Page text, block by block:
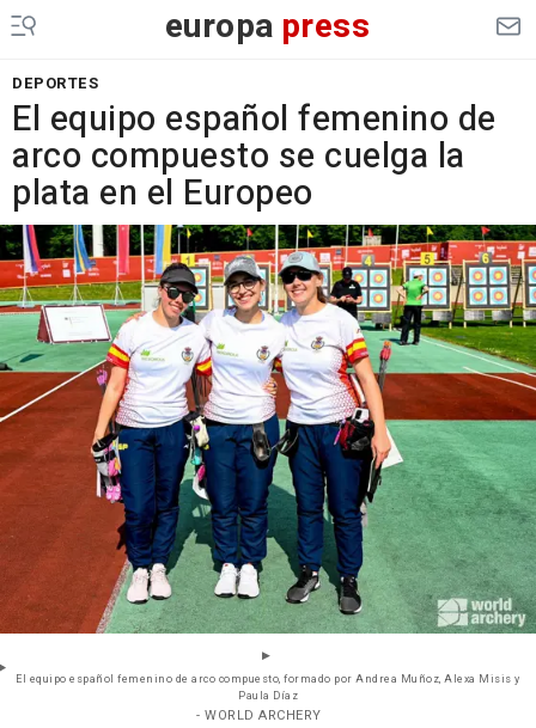
europa press
DEPORTES
El equipo español femenino de
arco compuesto se cuelga la
plata en el Europeo
El equipo español femenino de arco compuesto, formado por Andrea Muñoz, Alexa Misis y
Paula Díaz
- WORLD ARCHERY